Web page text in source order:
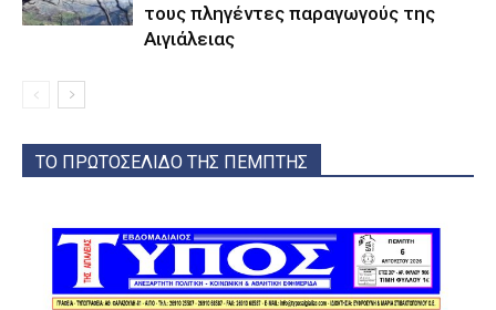
τους πληγέντες παραγωγούς της
Αιγιάλειας
ΤΟ ΠΡΩΤΟΣΕΛΙΔΟ ΤΗΣ ΠΕΜΠΤΗΣ